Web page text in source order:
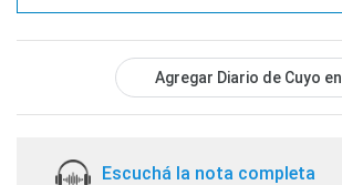
Agregar Diario de Cuyo en
Escuchá la nota completa